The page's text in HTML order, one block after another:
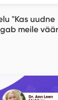
"Kas uudne
meile